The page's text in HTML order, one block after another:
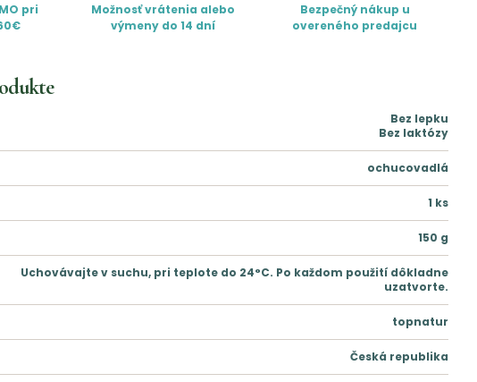
pri
Možnosť vrátenia alebo
výmeny do 14 dní
Bezpečný nákup u
overeného predajcu
Bez lepku
Bez laktózy
ochucovadlá
1 ks
150 g
Uchovávajte v suchu, pri teplote do 24°C. Po každom použití dôkladne
uzatvorte.
topnatur
Česká republika